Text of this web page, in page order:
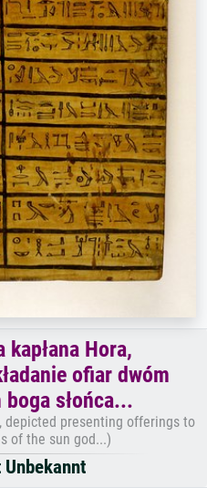
kapłana Hora,
ofiar dwóm
słońca...
depicted presenting offerings to
of the sun god...)
Unbekannt